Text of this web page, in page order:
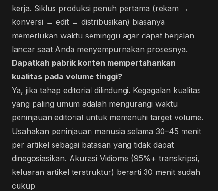
kerja. Siklus produksi penuh pertama (rekam →
konversi → edit → distribusikan) biasanya
memerlukan waktu seminggu agar dapat berjalan
lancar saat Anda menyempurnakan prosesnya.
Dapatkah pabrik konten mempertahankan
kualitas pada volume tinggi?
Ya, jika tahap editorial dilindungi. Kegagalan kualitas
yang paling umum adalah mengurangi waktu
peninjauan editorial untuk memenuhi target volume.
Usahakan peninjauan manusia selama 30–45 menit
per artikel sebagai batasan yang tidak dapat
dinegosiasikan. Akurasi Vidiome (95%+ transkripsi,
keluaran artikel terstruktur) berarti 30 menit sudah
cukup.